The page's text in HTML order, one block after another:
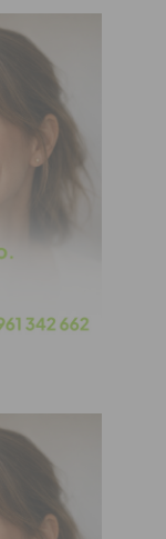
vez se
eventos
do
mail e
termos e